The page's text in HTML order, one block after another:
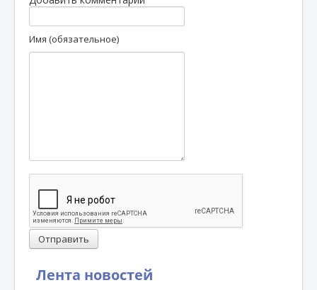
Лента новостей
Имя (обязательное)
Отправить